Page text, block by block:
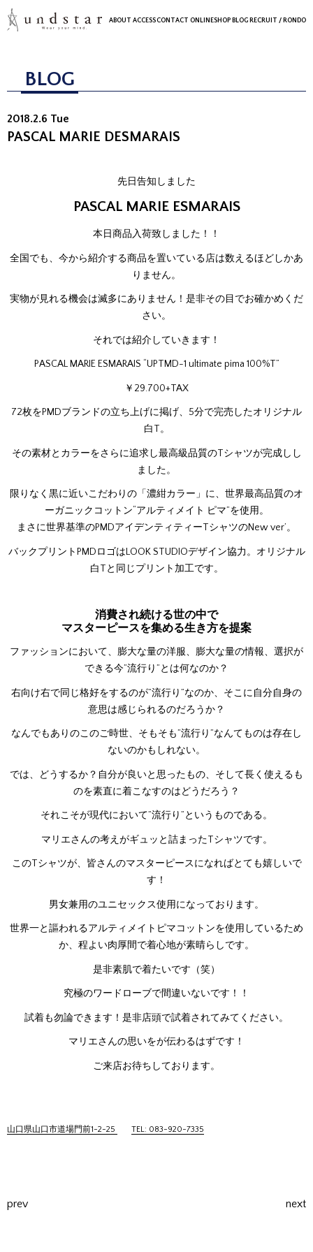
ABOUT ACCESSCONTACT ONLINESHOP BLOG RECRUIT / RONDO
BLOG
2018.2.6 Tue
PASCAL MARIE DESMARAIS
先日告知しました
PASCAL MARIE ESMARAIS
本日商品入荷致しました！！
全国でも、今から紹介する商品を置いている店は数えるほどしかあ
りません。
実物が見れる機会は滅多にありません！是非その目でお確かめくだ
さい。
それでは紹介していきます！
PASCAL MARIE ESMARAIS “UPTMD-1 ultimate pima 100%T”
￥29.700+TAX
72枚をPMDブランドの立ち上げに掲げ、5分で完売したオリジナル
白T。
その素材とカラーをさらに追求し最高級品質のTシャツが完成しし
ました。
限りなく黒に近いこだわりの「濃紺カラー」に、世界最高品質のオ
ーガニックコットン“アルティメイト ピマ”を使用。
まさに世界基準のPMDアイデンティティーTシャツのNew ver’。
バックプリントPMDロゴはLOOK STUDIOデザイン協力。オリジナル
白Tと同じプリント加工です。
消費され続ける世の中で
マスターピースを集める生き方を提案
ファッションにおいて、膨大な量の洋服、膨大な量の情報、選択が
できる今”流行り”とは何なのか？
右向け右で同じ格好をするのが”流行り”なのか、そこに自分自身の
意思は感じられるのだろうか？
なんでもありのこのご時世、そもそも”流行り”なんてものは存在し
ないのかもしれない。
では、どうするか？自分が良いと思ったもの、そして長く使えるも
のを素直に着こなすのはどうだろう？
それこそが現代において”流行り”というものである。
マリエさんの考えがギュッと詰まったTシャツです。
このTシャツが、皆さんのマスターピースになればとても嬉しいで
す！
男女兼用のユニセックス使用になっております。
世界一と謳われるアルティメイトピマコットンを使用しているため
か、程よい肉厚間で着心地が素晴らしです。
是非素肌で着たいです（笑）
究極のワードローブで間違いないです！！
試着も勿論できます！是非店頭で試着されてみてください。
マリエさんの思いをが伝わるはずです！
ご来店お待ちしております。
山口県山口市道場門前1-2-25 TEL: 083-920-7335
prev next